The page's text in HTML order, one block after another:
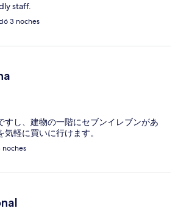
staff.
3 noches
し、建物の一階にセブンイレブンがあ
軽に買いに行けます。
noches